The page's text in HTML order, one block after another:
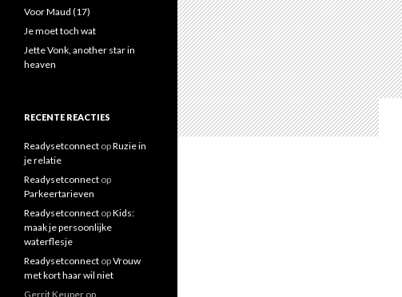
:
Voor Maud (17)
Je moet toch wat
Jette Vonk, another star in
heaven
RECENTE REACTIES
Readysetconnect opRuzie in
je relatie
Readysetconnect op
Parkeertarieven
Readysetconnect opKids:
maak je persoonlijke
waterflesje
Readysetconnect opVrouw
met kort haar wil niet
Gerrit Keuper op